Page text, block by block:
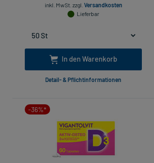
inkl. MwSt. zzgl. Versandkosten
Lieferbar
In den Warenkorb
Detail- & Pflichtinformationen
-36%*